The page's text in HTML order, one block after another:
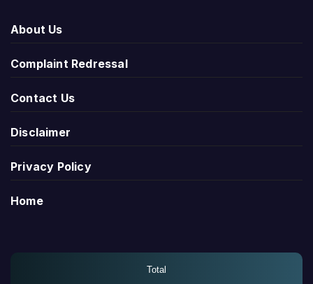
About Us
Complaint Redressal
Contact Us
Disclaimer
Privacy Policy
Home
Total